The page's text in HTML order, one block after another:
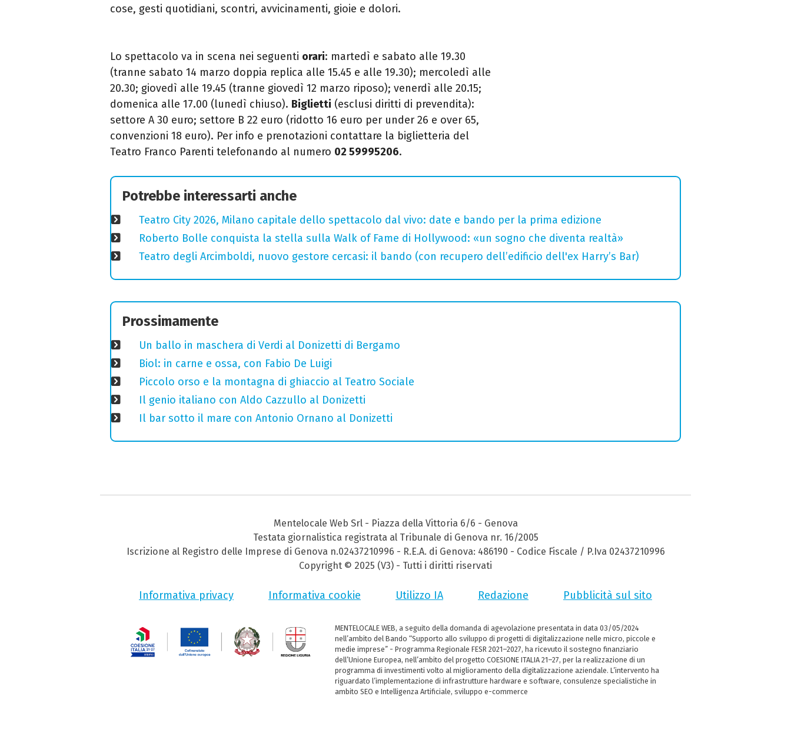
cose, gesti quotidiani, scontri, avvicinamenti, gioie e dolori.
Lo spettacolo va in scena nei seguenti orari: martedì e sabato alle 19.30
(tranne sabato 14 marzo doppia replica alle 15.45 e alle 19.30); mercoledì alle
20.30; giovedì alle 19.45 (tranne giovedì 12 marzo riposo); venerdì alle 20.15;
domenica alle 17.00 (lunedì chiuso). Biglietti (esclusi diritti di prevendita):
settore A 30 euro; settore B 22 euro (ridotto 16 euro per under 26 e over 65,
convenzioni 18 euro). Per info e prenotazioni contattare la biglietteria del
Teatro Franco Parenti telefonando al numero 02 59995206.
Potrebbe interessarti anche
Teatro City 2026, Milano capitale dello spettacolo dal vivo: date e bando per la prima edizione
Roberto Bolle conquista la stella sulla Walk of Fame di Hollywood: «un sogno che diventa realtà»
Teatro degli Arcimboldi, nuovo gestore cercasi: il bando (con recupero dell’edificio dell'ex Harry’s Bar)
Prossimamente
Un ballo in maschera di Verdi al Donizetti di Bergamo
Biol: in carne e ossa, con Fabio De Luigi
Piccolo orso e la montagna di ghiaccio al Teatro Sociale
Il genio italiano con Aldo Cazzullo al Donizetti
Il bar sotto il mare con Antonio Ornano al Donizetti
Mentelocale Web Srl - Piazza della Vittoria 6/6 - Genova
Testata giornalistica registrata al Tribunale di Genova nr. 16/2005
Iscrizione al Registro delle Imprese di Genova n.02437210996 - R.E.A. di Genova: 486190 - Codice Fiscale / P.Iva 02437210996
Copyright © 2025 (V3) - Tutti i diritti riservati
Informativa privacy Informativa cookie Utilizzo IA Redazione Pubblicità sul sito
MENTELOCALE WEB, a seguito della domanda di agevolazione presentata in data 03/05/2024
nell’ambito del Bando “Supporto allo sviluppo di progetti di digitalizzazione nelle micro, piccole e
medie imprese” - Programma Regionale FESR 2021–2027, ha ricevuto il sostegno finanziario
dell’Unione Europea, nell’ambito del progetto COESIONE ITALIA 21–27, per la realizzazione di un
programma di investimenti volto al miglioramento della digitalizzazione aziendale. L’intervento ha
riguardato l’implementazione di infrastrutture hardware e software, consulenze specialistiche in
ambito SEO e Intelligenza Artificiale, sviluppo e-commerce